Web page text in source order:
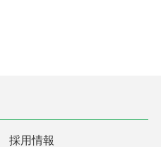
採用情報